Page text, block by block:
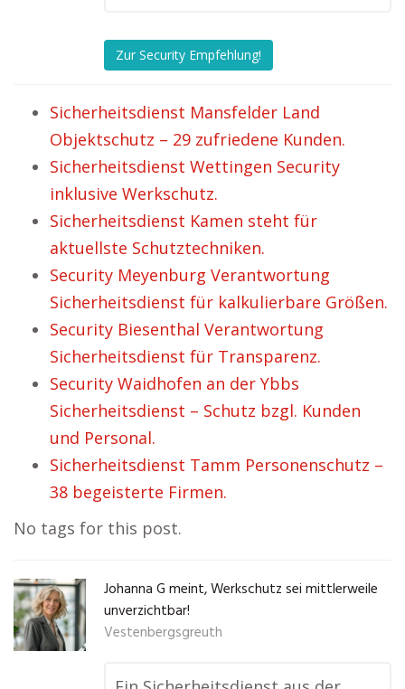
Zur Security Empfehlung!
Sicherheitsdienst Mansfelder Land
Objektschutz – 29 zufriedene Kunden.
Sicherheitsdienst Wettingen Security
inklusive Werkschutz.
Sicherheitsdienst Kamen steht für
aktuellste Schutztechniken.
Security Meyenburg Verantwortung
Sicherheitsdienst für kalkulierbare Größen.
Security Biesenthal Verantwortung
Sicherheitsdienst für Transparenz.
Security Waidhofen an der Ybbs
Sicherheitsdienst – Schutz bzgl. Kunden
und Personal.
Sicherheitsdienst Tamm Personenschutz –
38 begeisterte Firmen.
No tags for this post.
Johanna G meint, Werkschutz sei mittlerweile
unverzichtbar!
Vestenbergsgreuth